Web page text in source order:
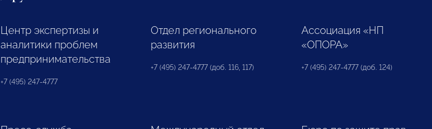
Центр экспертизы и
аналитики проблем
предпринимательства
+7 (495) 247-4777
Отдел регионального
развития
+7 (495) 247-4777 (доб. 116, 117)
Ассоциация «НП
«ОПОРА»
+7 (495) 247-4777 (доб. 124)